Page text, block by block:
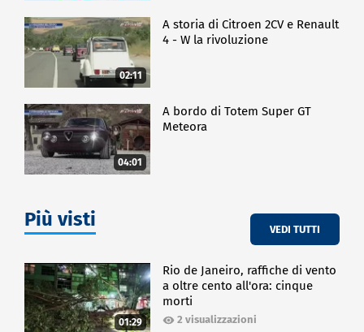
02:11
A storia di Citroen 2CV e Renault
4 - W la rivoluzione
04:01
A bordo di Totem Super GT
Meteora
Più visti VEDI TUTTI
01:29
Rio de Janeiro, raffiche di vento
a oltre cento all'ora: cinque
morti
2 visualizzazioni